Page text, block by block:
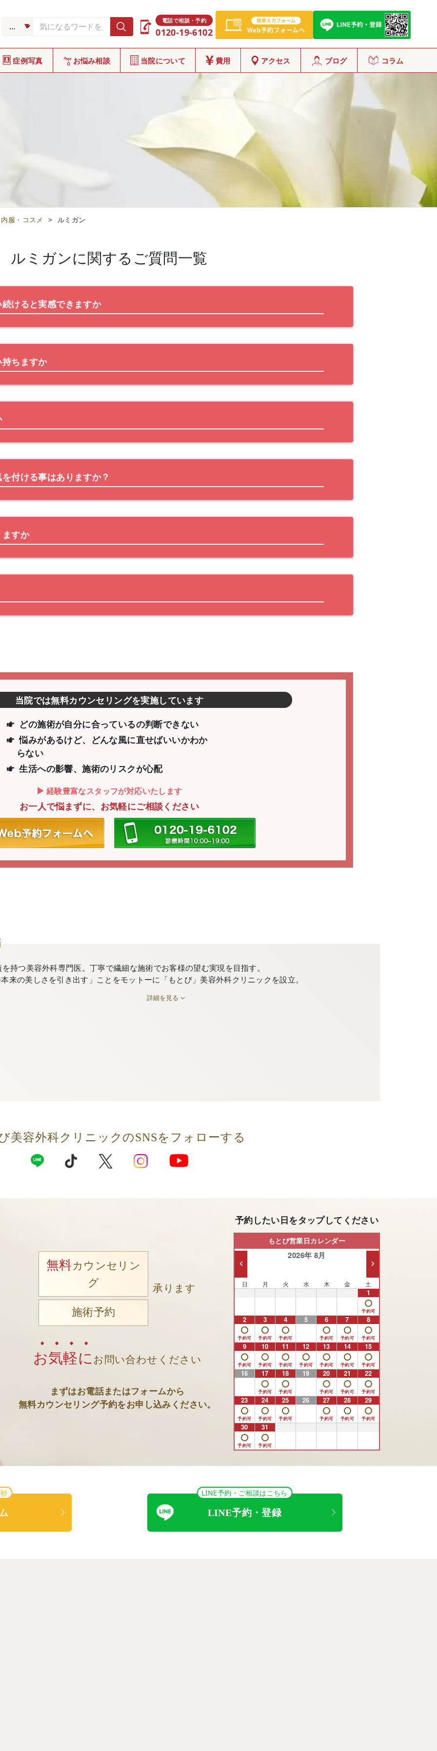
電話で相談・予約
0120-19-6102
症例写真 お悩み相談 当院について 費用 アクセス ブログ コラム
内服・コスメ > ルミガン
ルミガンに関するご質問一覧
けると実感できますか
ちますか
付ける事はありますか？
すか
当院では無料カウンセリングを実施しています
どの施術が自分に合っているの判断できない
悩みがあるけど、どんな風に直せばいいかわか
らない
生活への影響、施術のリスクが心配
経験豊富なスタッフが対応いたします
お一人で悩まずに、お気軽にご相談ください
持つ美容外科専門医。丁寧で繊細な施術でお客様の望む実現を目指す。
来の美しさを引き出す」ことをモットーに「もとび」美容外科クリニックを設立。
詳細を見る
美容外科クリニックのSNSをフォローする
無料カウンセリン
グ
施術予約
承ります
お気軽に お問い合わせください
まずはお電話またはフォームから
無料カウンセリング予約をお申し込みください。
予約したい日をタップしてください
もとび営業日カレンダー
2026年 8月
日 月 火 水 木 金 土
1
2 3 4 5 6 7 8
9 10 11 12 13 14 15
16 17 18 19 20 21 22
23 24 25 26 27 28 29
30 31
LINE予約・ご相談はこちら
LINE予約・登録